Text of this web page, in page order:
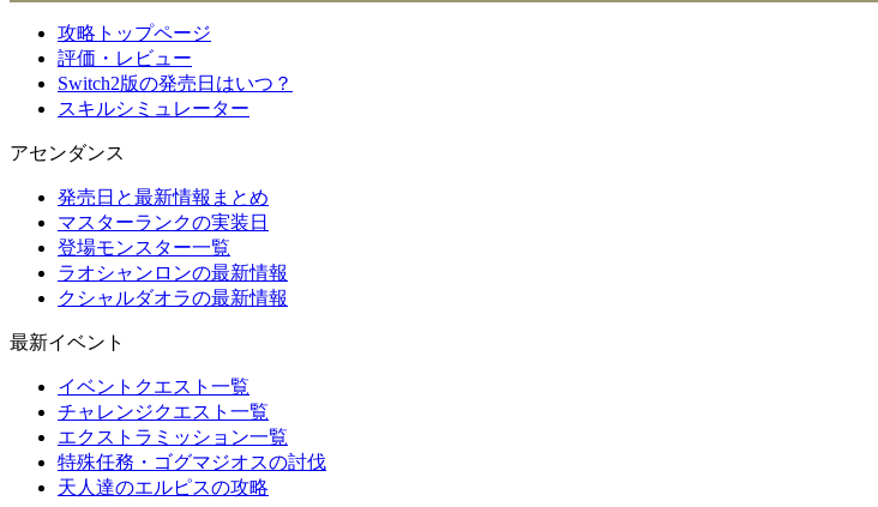
攻略トップページ
評価・レビュー
Switch2版の発売日はいつ？
スキルシミュレーター
アセンダンス
発売日と最新情報まとめ
マスターランクの実装日
登場モンスター一覧
ラオシャンロンの最新情報
クシャルダオラの最新情報
最新イベント
イベントクエスト一覧
チャレンジクエスト一覧
エクストラミッション一覧
特殊任務・ゴグマジオスの討伐
天人達のエルピスの攻略